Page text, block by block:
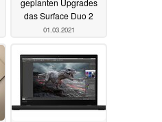
geplanten Upgrades
das Surface Duo 2
01.03.2021